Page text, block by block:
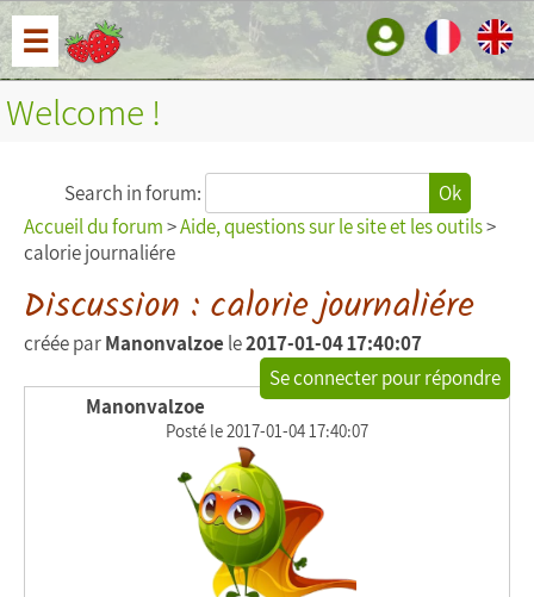
☰
Welcome !
Search in forum:
Ok
Accueil du forum>Aide, questions sur le site et les outils>
calorie journaliére
Discussion : calorie journaliére
créée parManonvalzoe le2017-01-04 17:40:07
Se connecter pour répondre
Manonvalzoe
Posté le 2017-01-04 17:40:07